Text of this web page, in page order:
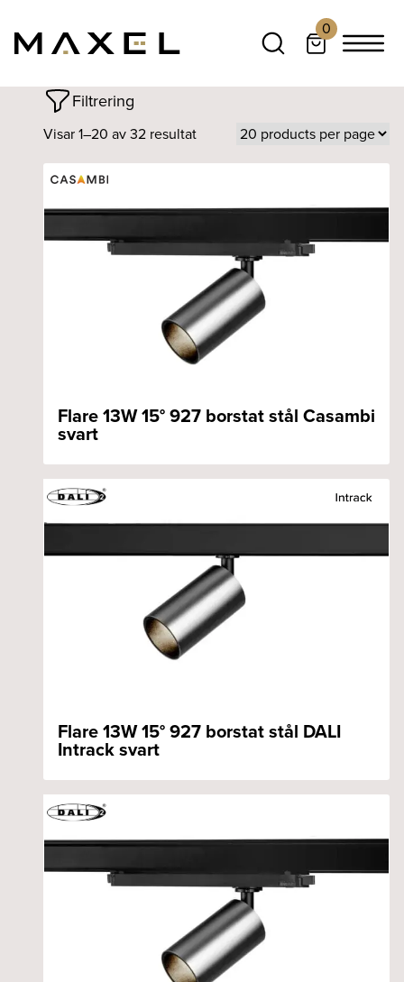
0
Filtrering
Visar 1–20 av 32 resultat
Flare 13W 15° 927 borstat stål Casambi
svart
Flare 13W 15° 927 borstat stål DALI
Intrack svart